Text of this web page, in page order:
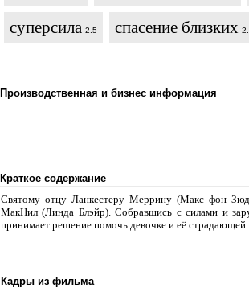
суперсила 2.5 спасение близких
Производственная и бизнес информация
Краткое содержание
Святому отцу Ланкестеру Меррину (Макс фон
МакНил (Линда Блэйр). Собравшись с силами и
принимает решение помочь девочке и её страдающей
Кадры из фильма